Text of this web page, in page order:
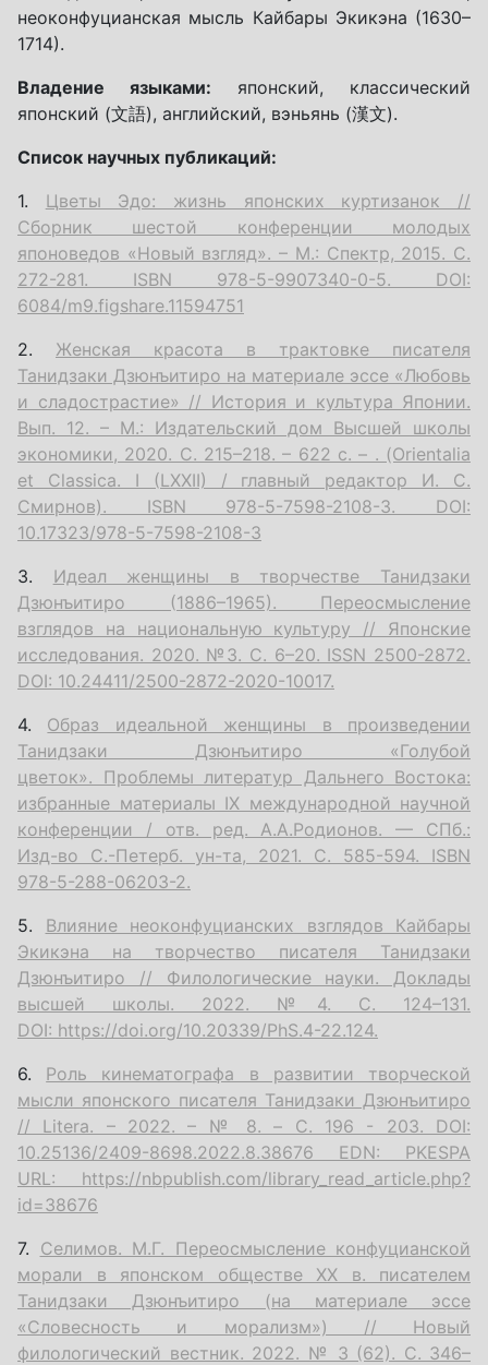
неоконфуцианская мысль Кайбары Экикэна (1630–
1714).
Владение языками: японский, классический
японский (文語), английский, вэньянь (漢文).
Список научных публикаций:
1. Цветы Эдо: жизнь японских куртизанок //
Сборник шестой конференции молодых
японоведов «Новый взгляд». – М.: Спектр, 2015. С.
272-281. ISBN 978-5-9907340-0-5. DOI:
6084/m9.figshare.11594751
2. Женская красота в трактовке писателя
Танидзаки Дзюнъитиро на материале эссе «Любовь
и сладострастие» // История и культура Японии.
Вып. 12. – М.: Издательский дом Высшей школы
экономики, 2020. C. 215–218. – 622 с. – . (Orientalia
et Classica. I (LXXII) / главный редактор И. С.
Смирнов). ISBN 978-5-7598-2108-3. DOI:
10.17323/978-5-7598-2108-3
3. Идеал женщины в творчестве Танидзаки
Дзюнъитиро (1886–1965). Переосмысление
взглядов на национальную культуру // Японские
исследования. 2020. №3. С. 6–20. ISSN 2500-2872.
DOI: 10.24411/2500-2872-2020-10017.
4. Образ идеальной женщины в произведении
Танидзаки Дзюнъитиро «Голубой
цветок». Проблемы литератур Дальнего Востока:
избранные материалы IX международной научной
конференции / отв. ред. А.А.Родионов. — СПб.:
Изд-во С.-Петерб. ун-та, 2021. С. 585-594. ISBN
978-5-288-06203-2.
5. Влияние неоконфуцианских взглядов Кайбары
Экикэна на творчество писателя Танидзаки
Дзюнъитиро // Филологические науки. Доклады
высшей школы. 2022. №4. С. 124–131.
DOI: https://doi.org/10.20339/PhS.4-22.124.
6. Роль кинематографа в развитии творческой
мысли японского писателя Танидзаки Дзюнъитиро
// Litera. – 2022. – № 8. – С. 196 - 203. DOI:
10.25136/2409-8698.2022.8.38676 EDN: PKESPA
URL: https://nbpublish.com/library_read_article.php?
id=38676
7. Селимов. М.Г. Переосмысление конфуцианской
морали в японском обществе XX в. писателем
Танидзаки Дзюнъитиро (на материале эссе
«Словесность и морализм») // Новый
филологический вестник. 2022. № 3 (62). С. 346–